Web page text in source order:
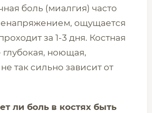
боль (миалгия) часто
ощущается
за 1-3 дня. Костная
ноющая,
так сильно зависит от
ли боль в костях быть